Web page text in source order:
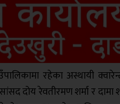
रहेका अस्थायी
दोय रेवतीरमण शर्मा र दामा